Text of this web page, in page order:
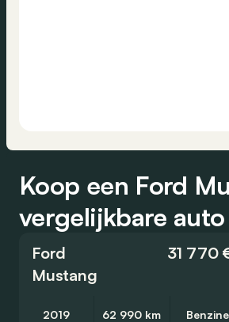
Koop een Ford
vergelijkbare auto
Ford
Mustang
31 770
2019 62 990 km Benzine